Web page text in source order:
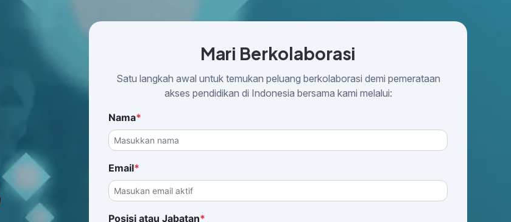
Mari Berkolaborasi
Satu langkah awal untuk temukan peluang berkolaborasi demi pemerataan
akses pendidikan di Indonesia bersama kami melalui:
Nama*
Email*
Posisi atau Jabatan*